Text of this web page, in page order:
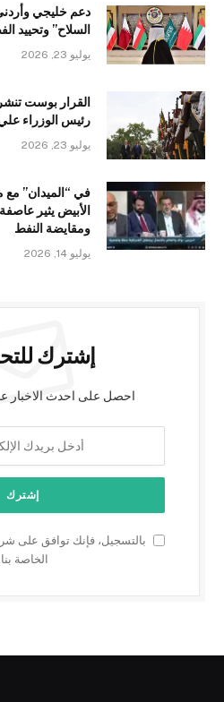
دعم خليجي
السلاح” وتحييد
يوليو 23, 2026
القرار بوست
رئيس الوزراء
يوليو 23, 2026
في “الميدان” مع
الأبيض يثير
ومقايضة النفط
يوليو 14, 2026
إشترك
احصل على احدث الاخبار
بالتسجيل، فإنك توافق على
الخاصة بنا.